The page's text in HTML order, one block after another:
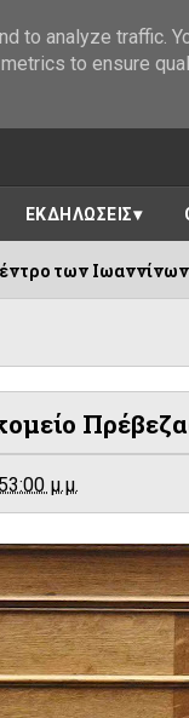
ΕΚΔΗΛΩΣΕΙΣ
το
μ.μ.
to analyze traffic.
to ensure